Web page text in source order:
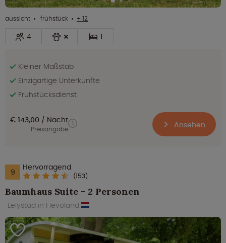
aussicht frühstück + 12
4 1
Kleiner Maßstab
Einzigartige Unterkünfte
Frühstücksdienst
€ 143,00 Nacht
Preisangabe Ansehen
9 Hervorragend
(153)
Baumhaus Suite - 2 Personen
Lelystad in Flevoland